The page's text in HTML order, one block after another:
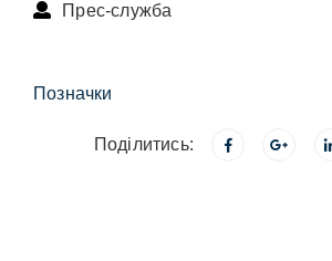
Прес-служба
Позначки
Поділитись: